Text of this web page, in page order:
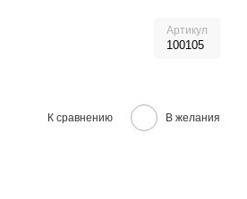
Артикул
100105
К сравнению В желания